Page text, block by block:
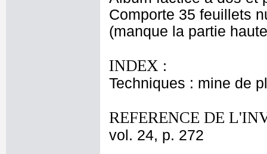
Comporte 35 feuillets
(manque la partie
INDEX :
Techniques : mine de
REFERENCE DE
vol. 24, p. 272